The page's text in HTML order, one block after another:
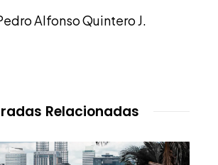
Alfonso Quintero J.
Relacionadas